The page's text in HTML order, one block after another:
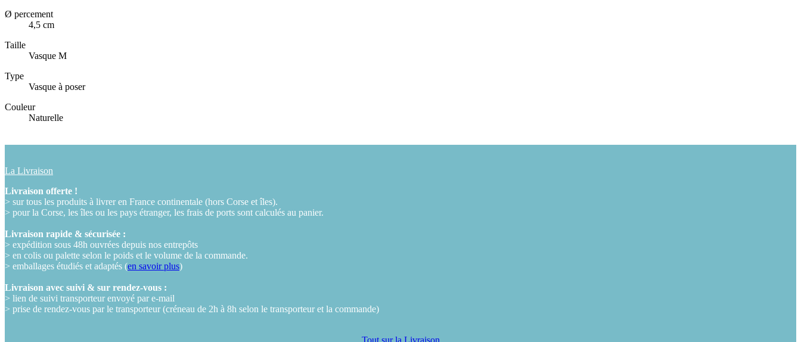
Ø percement
4,5 cm
Taille
Vasque M
Type
Vasque à poser
Couleur
Naturelle
La Livraison
Livraison offerte !
> sur tous les produits à livrer en France continentale (hors Corse et îles).
> pour la Corse, les îles ou les pays étranger, les frais de ports sont calculés au panier.
Livraison rapide & sécurisée :
> expédition sous 48h ouvrées depuis nos entrepôts
> en colis ou palette selon le poids et le volume de la commande.
> emballages étudiés et adaptés (en savoir plus)
Livraison avec suivi & sur rendez-vous :
> lien de suivi transporteur envoyé par e-mail
> prise de rendez-vous par le transporteur (créneau de 2h à 8h selon le transporteur et la commande)